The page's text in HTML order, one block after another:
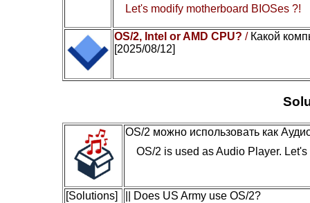
Let's modify motherboard BIOSes ?!
OS/2, Intel or AMD CPU? / Какой
[2025/08/12]
OS/2 можно использовать как
OS/2 is used as Audio Player.
[Solutions]
|| Does US Army use OS/2?